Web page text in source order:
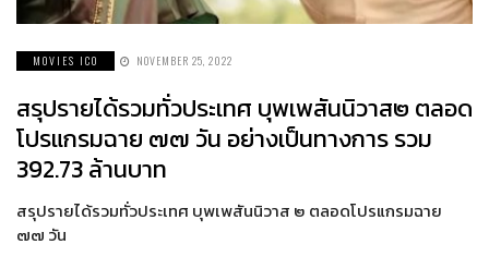
MOVIES ICO NOVEMBER 25, 2022
สรุปรายได้รวมทั่วประเทศ บุพเพสันนิวาส๒ ตลอด
โปรแกรมฉาย ๗๗ วัน อย่างเป็นทางการ รวม
392.73 ล้านบาท
สรุปรายได้รวมทั่วประเทศ บุพเพสันนิวาส ๒ ตลอดโปรแกรมฉาย
๗๗ วัน